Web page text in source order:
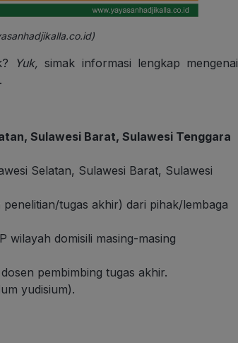
)
Yuk, simak informasi lengkap mengenai
Sulawesi Barat, Sulawesi Tenggara
Selatan, Sulawesi Barat, Sulawesi
tugas akhir) dari pihak/lembaga
wilayah domisili masing-masing
pembimbing tugas akhir.
yudisium).